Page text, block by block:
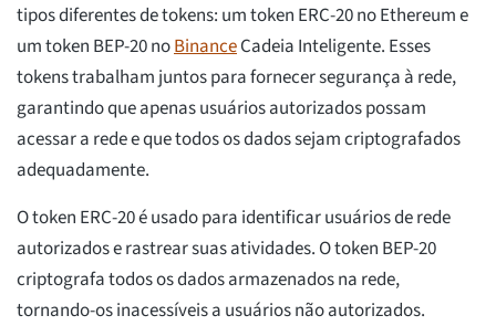
tipos diferentes de tokens: um token ERC-20 no Ethereum e
um token BEP-20 noBinanceCadeia Inteligente. Esses
tokens trabalham juntos para fornecer segurança à rede,
garantindo que apenas usuários autorizados possam
acessar a rede e que todos os dados sejam criptografados
adequadamente.
O token ERC-20 é usado para identificar usuários de rede
autorizados e rastrear suas atividades. O token BEP-20
criptografa todos os dados armazenados na rede,
tornando-os inacessíveis a usuários não autorizados.